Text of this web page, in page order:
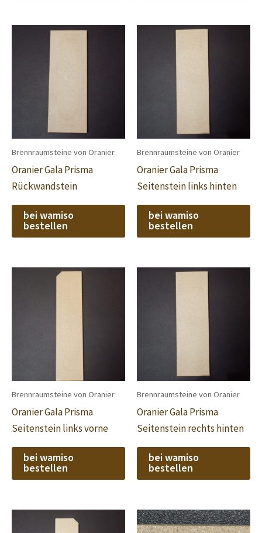
Brennraumsteine von Oranier
Oranier Gala Prisma
Rückwandstein
bei wamiso
bestellen
Brennraumsteine von Oranier
Oranier Gala Prisma
Seitenstein links hinten
bei wamiso
bestellen
Brennraumsteine von Oranier
Oranier Gala Prisma
Seitenstein links vorne
bei wamiso
bestellen
Brennraumsteine von Oranier
Oranier Gala Prisma
Seitenstein rechts hinten
bei wamiso
bestellen